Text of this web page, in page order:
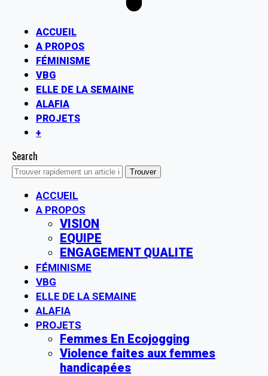
ACCUEIL
A PROPOS
FÉMINISME
VBG
ELLE DE LA SEMAINE
ALAFIA
PROJETS
+
Search
ACCUEIL
A PROPOS
VISION
EQUIPE
ENGAGEMENT QUALITE
FÉMINISME
VBG
ELLE DE LA SEMAINE
ALAFIA
PROJETS
Femmes En Ecojogging
Violence faites aux femmes
handicapées